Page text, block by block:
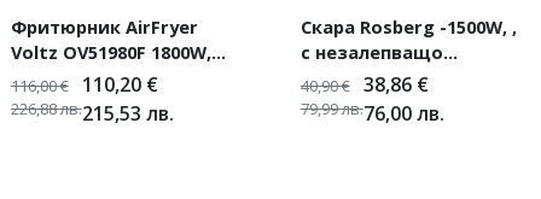
Фритюрник AirFryer
Voltz OV51980F 1800W,
7.7L
110,20 €
215,53 лв.
116,00€
226,88лв.
Скара Rosberg -1500W, ,
с незалепващо
покритие и 2 зони на
печене
38,86 €
76,00лв.
40,90€
79,99лв.